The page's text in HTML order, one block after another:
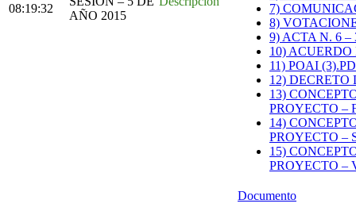
08:19:32
AÑO 2015
7)
8)
9) ACTA N. 6 –
10) ACUERDO
11) POAI
12) DECRETO
13)
PROYECTO –
14)
PROYECTO –
15)
PROYECTO –
Documento